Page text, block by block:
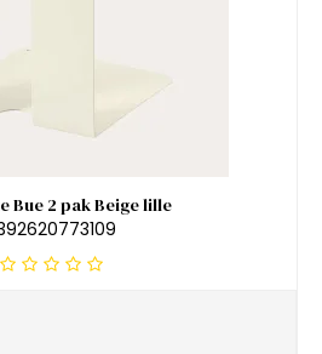
Bue 2 pak Beige lille